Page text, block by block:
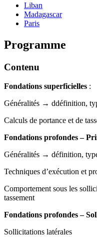
Liban
Madagascar
Paris
Programme
Contenu
Fondations superficielles :
Généralités → ddéfinition,
Calculs de portance et de
Fondations profondes –
Généralités → définition,
Techniques d’exécution et
Comportement sous les
tassement
Fondations profondes –
Sollicitations latérales